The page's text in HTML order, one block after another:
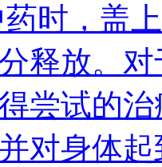
时，盖
释放。
尝试的
对身体